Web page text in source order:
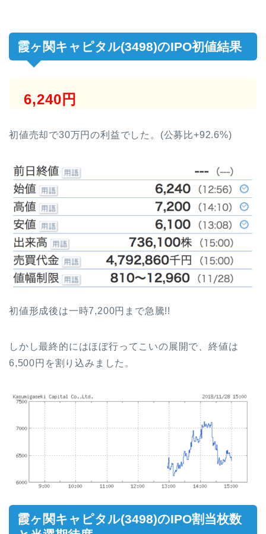
霞ヶ関キャピタル(3498)のIPO初値結果
6,240円
初値売却で30万円の利益でした。(公募比+92.6%)
初値形成後は一時7,200円まで急騰!!
しかし最終的にはほぼ行ってこいの展開で、終値は
6,500円を割り込みました。
霞ヶ関キャピタル(3498)のIPO割当枚数